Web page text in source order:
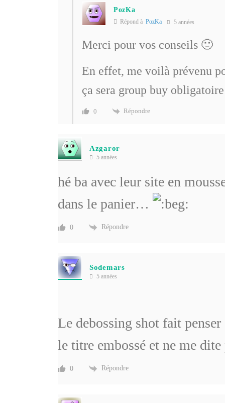
PozKa
Répond à PozKa 5 années
Merci pour vos conseils 🙂
En effet, me voilà prévenu
ça sera group buy
0 Répondre
Azgaror
5 années
hé ba avec leur site en
dans le panier…
0 Répondre
Sodemars
5 années
Le debossing shot fait
le titre embossé et ne me
0 Répondre